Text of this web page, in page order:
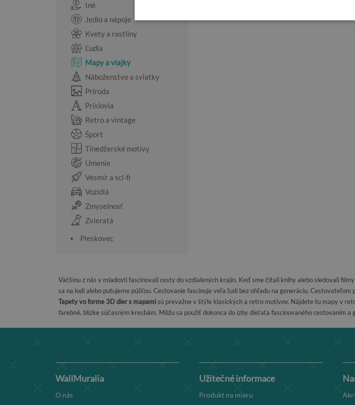
Iné
Jedlo a nápoje
Kvety a rastliny
Ľudia
Mapy a vlajky
Náboženstvo a sviatky
Príroda
Príslovia
Retro a vintage
Šport
Tínedžerské motívy
Umenie
Vesmír a sci-fi
Vozidlá
Zmyselnosť
Zvieratá
Pieskovec
Väčšinu z nás v mladosti fascinovali cesty do vzdialených krajín. Keď sme čítali knihy alebo sledovali
sa na lodi alebo putujeme púšťou. Cestovanie fascinuje veľa ľudí bez ohľadu na generáciu. Cestovateľom
Tapety vo forme 3D dier s mapamisú prevažne v štýle klasických a retro motívov. Nájdete tu mapy v
farebné, blízke súčasným kresbám. Môžu sa použiť dokonca do izby dieťaťa fascinovaného cestovaním a
WallMuralia
O nás
Užitečné informace
Produkt na mieru